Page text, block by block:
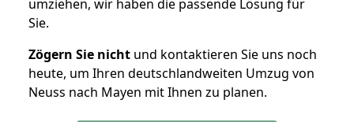
umziehen, wir haben die passende Lösung für
Sie.
Zögern Sie nicht und kontaktieren Sie uns noch
heute, um Ihren deutschlandweiten Umzug von
Neuss nach Mayen mit Ihnen zu planen.